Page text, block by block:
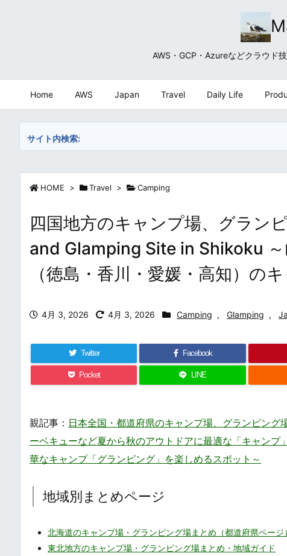
AWS・GCP・Azureなどクラウド
Home AWS Japan Travel Daily Life
サイト内検索:
HOME > Travel > Camping
四国地方のキャンプ場、グラン
and Glamping Site in Shikoku
（徳島・香川・愛媛・高知）の
4月 3, 2026 4月 3, 2026 Camping , Glamping ,
Twitter Facebook
Pocket LINE
親記事： 日本全国・都道府県のキャンプ場、グランピン
ーベキューなど夏から秋のアウトドアに最適な「キャン
華なキャンプ「グランピング」を楽しめるスポット～
地域別まとめページ
北海道のキャンプ場・グランピング場まとめ（都道府県ページ）
東北地方のキャンプ場・グランピング場まとめ・地域ガイド